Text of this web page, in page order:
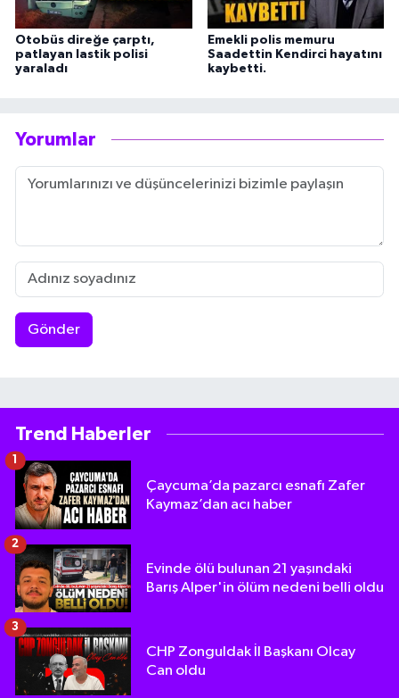
Otobüs direğe çarptı,
patlayan lastik polisi
yaraladı
Emekli polis memuru
Saadettin Kendirci hayatını
kaybetti.
Yorumlar
Gönder
Trend Haberler
Çaycuma’da pazarcı esnafı Zafer
Kaymaz’dan acı haber
Evinde ölü bulunan 21 yaşındaki
Barış Alper'in ölüm nedeni belli oldu
2
CHP Zonguldak İl Başkanı Olcay
Can oldu
3